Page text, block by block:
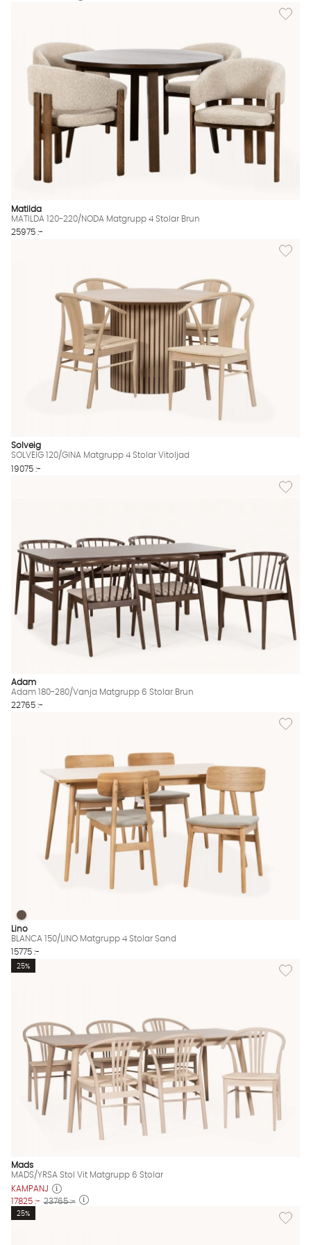
Lägg
Matilda
MATILDA 120-220/NODA Matgrupp 4 Stolar Brun
25975 :-
Lägg
Solveig
SOLVEIG 120/GINA Matgrupp 4 Stolar Vitoljad
19075 :-
Lägg
Adam
Adam 180-280/Vanja Matgrupp 6 Stolar Brun
22765 :-
Lägg
BLANCA 150/LINO Matgrupp 4 Stolar Sand Finns även i dessa
BLANCA 150/LINO Matgrupp 4 Stolar Sand
Lino
BLANCA 150/LINO Matgrupp 4 Stolar Sand
15775 :-
Lägg
25%
Mads
MADS/YRSA Stol Vit Matgrupp 6 Stolar
KAMPANJ
17825 :- 23765 :-
Lägg
25%